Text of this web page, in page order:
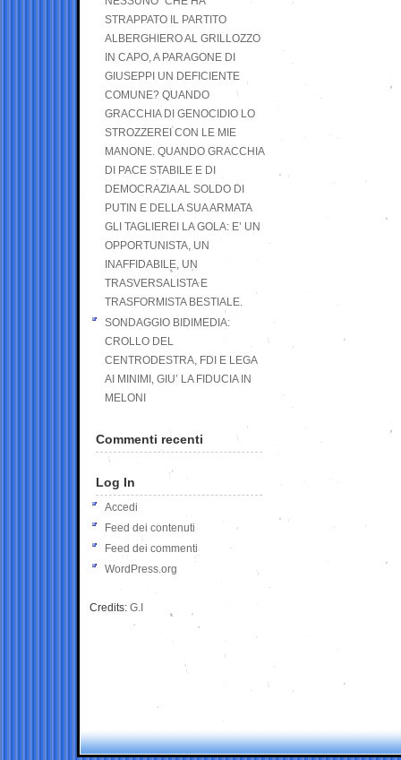
STRAPPATO IL PARTITO
ALBERGHIERO AL GRILLOZZO
IN CAPO, A PARAGONE DI
GIUSEPPI UN DEFICIENTE
COMUNE? QUANDO
GRACCHIA DI GENOCIDIO LO
STROZZEREI CON LE MIE
MANONE. QUANDO GRACCHIA
DI PACE STABILE E DI
DEMOCRAZIA AL SOLDO DI
PUTIN E DELLA SUA ARMATA
GLI TAGLIEREI LA GOLA: E’ UN
OPPORTUNISTA, UN
INAFFIDABILE, UN
TRASVERSALISTA E
TRASFORMISTA BESTIALE.
SONDAGGIO BIDIMEDIA:
CROLLO DEL
CENTRODESTRA, FDI E LEGA
AI MINIMI, GIU’ LA FIDUCIA IN
MELONI
Commenti recenti
Log In
Accedi
Feed dei contenuti
Feed dei commenti
WordPress.org
Credits: G.I